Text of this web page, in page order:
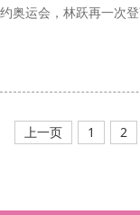
约奥运会，林跃再一次
上一页 1 2